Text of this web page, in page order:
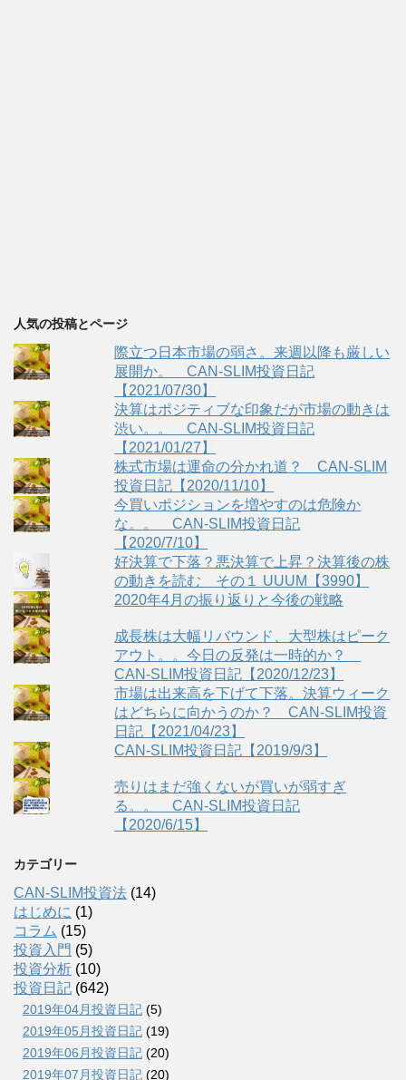
人気の投稿とページ
際立つ日本市場の弱さ。来週以降も厳しい
展開か。 CAN-SLIM投資日記
【2021/07/30】
決算はポジティブな印象だが市場の動きは
渋い。。 CAN-SLIM投資日記
【2021/01/27】
株式市場は運命の分かれ道？ CAN-SLIM
投資日記【2020/11/10】
今買いポジションを増やすのは危険か
な。。 CAN-SLIM投資日記
【2020/7/10】
好決算で下落？悪決算で上昇？決算後の株
の動きを読む その１ UUUM【3990】
2020年4月の振り返りと今後の戦略
成長株は大幅リバウンド、大型株はピーク
アウト。。今日の反発は一時的か？
CAN-SLIM投資日記【2020/12/23】
市場は出来高を下げて下落。決算ウィーク
はどちらに向かうのか？ CAN-SLIM投資
日記【2021/04/23】
CAN-SLIM投資日記【2019/9/3】
売りはまだ強くないが買いが弱すぎ
る。。 CAN-SLIM投資日記
【2020/6/15】
カテゴリー
CAN-SLIM投資法 (14)
はじめに (1)
コラム (15)
投資入門 (5)
投資分析 (10)
投資日記 (642)
2019年04月投資日記 (5)
2019年05月投資日記 (19)
2019年06月投資日記 (20)
2019年07月投資日記 (20)